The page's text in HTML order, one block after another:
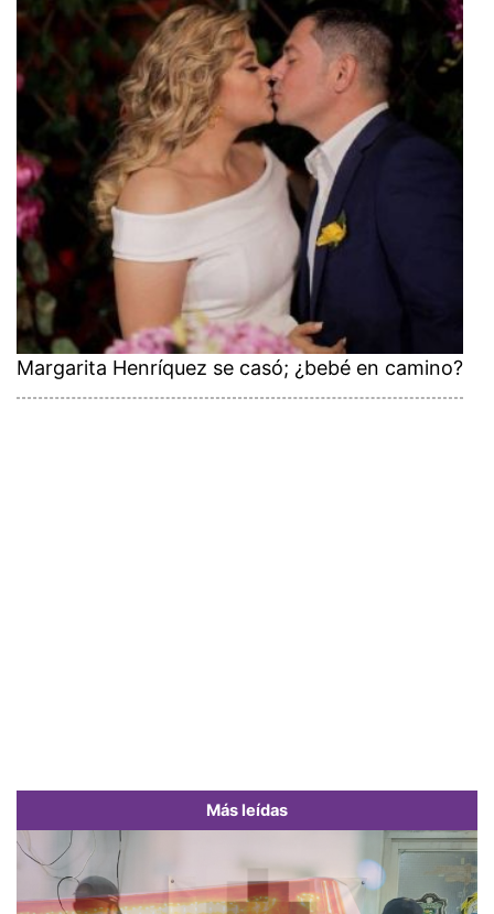
Margarita Henríquez se casó; ¿bebé en camino?
Más leídas